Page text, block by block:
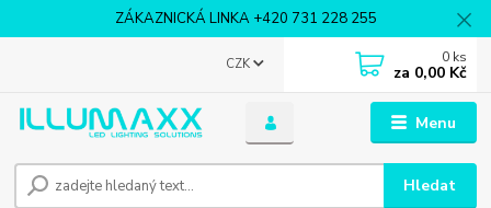
ZÁKAZNICKÁ LINKA +420 731 228 255
Menu
CZK
Hledat
0 ks
za 0,00 Kč